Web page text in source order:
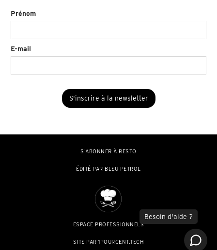
Prénom
E-mail
S'ABONNER À RESTO
ÉDITÉ PAR BLEU PETROL
ESPACE PROFESSIONNELS
SITE PAR 1POURCENT.TECH